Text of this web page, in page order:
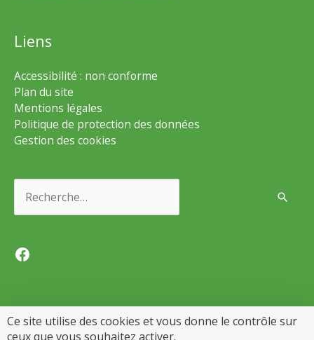
Ce site utilise des cookies et vous donne le contrôle sur
ceux que vous souhaitez activer.
Liens
Accessibilité : non conforme
Plan du site
Mentions légales
Politique de protection des données
Gestion des cookies
Facebook